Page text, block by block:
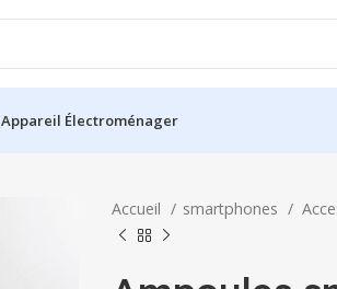
Appareil Électroménager
Accueil smartphones